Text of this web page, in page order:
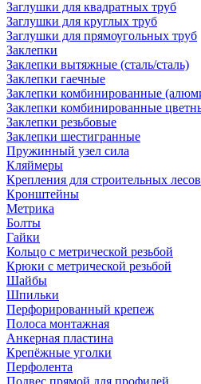
Заглушки для квадратных труб
Заглушки для круглых труб
Заглушки для прямоугольных труб
Заклепки
Заклепки вытяжные (сталь/сталь)
Заклепки гаечные
Заклепки комбинированные
Заклепки комбинированные
Заклепки резьбовые
Заклепки шестигранные
Пружинный узел сила
Кляймеры
Крепления для строительных лесов
Кронштейны
Метрика
Болты
Гайки
Кольцо с метрической резьбой
Крюки с метрической резьбой
Шайбы
Шпильки
Перфорированный крепеж
Полоса монтажная
Анкерная пластина
Крепёжные уголки
Перфолента
Подвес прямой для профилей